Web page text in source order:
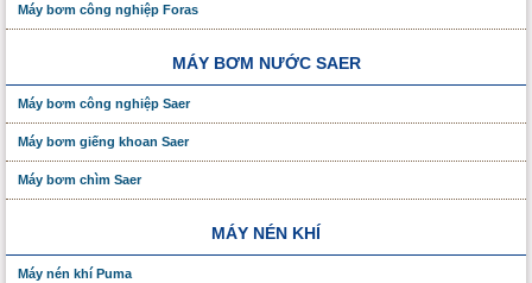
Máy bơm công nghiệp Foras
MÁY BƠM NƯỚC SAER
Máy bơm công nghiệp Saer
Máy bơm giếng khoan Saer
Máy bơm chìm Saer
MÁY NÉN KHÍ
Máy nén khí Puma